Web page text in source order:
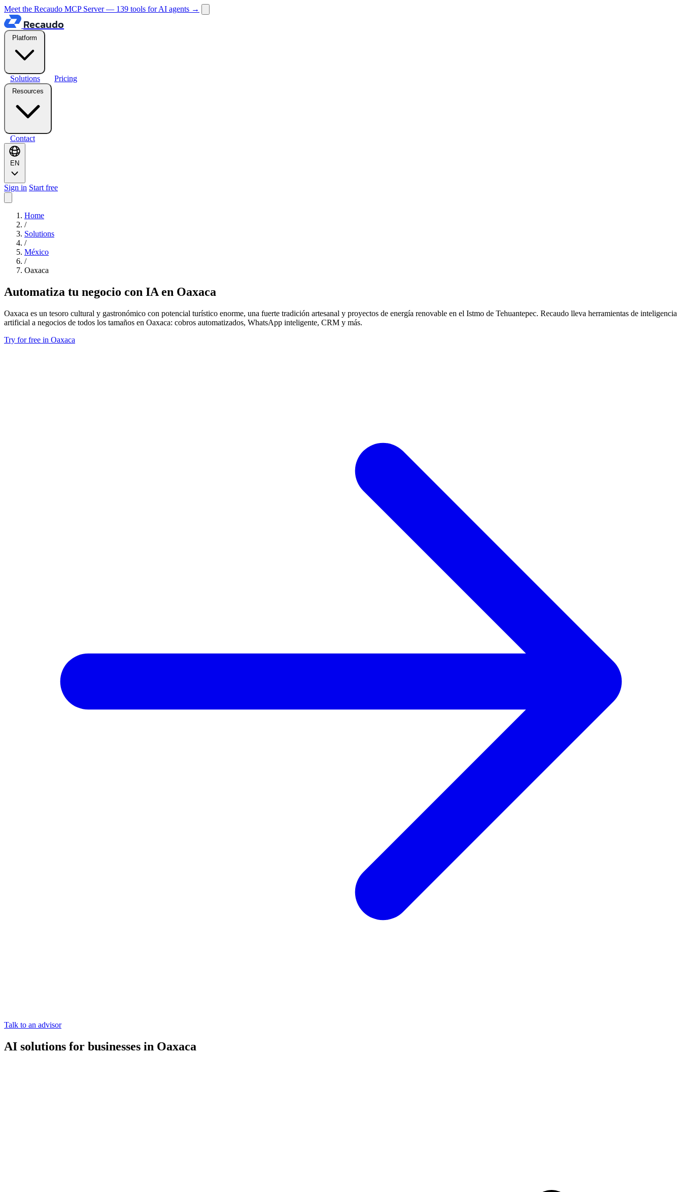
Meet the Recaudo MCP Server — 139 tools for AI agents →
Recaudo
Platform
Solutions Pricing
Resources
Contact
EN
Sign in Start free
Home
/
Solutions
/
México
/
Oaxaca
Automatiza tu negocio con IA en Oaxaca
Oaxaca es un tesoro cultural y gastronómico con potencial turístico enorme, una fuerte tradición artesanal y proyectos de energía renovable en el Istmo de Tehuantepec. Recaudo lleva herramientas de inteligencia
artificial a negocios de todos los tamaños en Oaxaca: cobros automatizados, WhatsApp inteligente, CRM y más.
Try for free in Oaxaca
Talk to an advisor
AI solutions for businesses in Oaxaca